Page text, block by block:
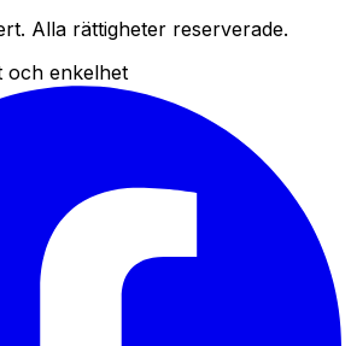
Alla rättigheter reserverade.
och enkelhet